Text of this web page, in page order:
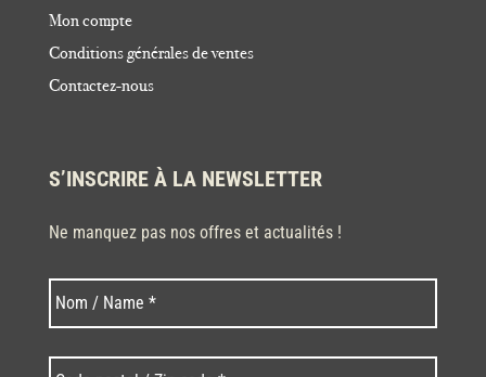
Mon compte
Conditions générales de ventes
Contactez-nous
S’INSCRIRE À LA NEWSLETTER
Ne manquez pas nos offres et actualités !
N
o
m
*
Nom